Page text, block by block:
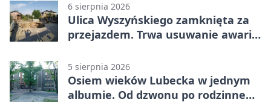
6 sierpnia 2026
Ulica Wyszyńskiego zamknięta za
przejazdem. Trwa usuwanie awarii
5 sierpnia 2026
Osiem wieków Lubecka w jednym
albumie. Od dzwonu po rodzinne